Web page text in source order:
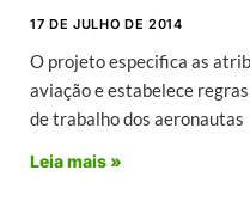
17 DE JULHO DE 2014
O projeto especifica as
aviação e estabelece
de trabalho dos aeronautas
Leia mais »